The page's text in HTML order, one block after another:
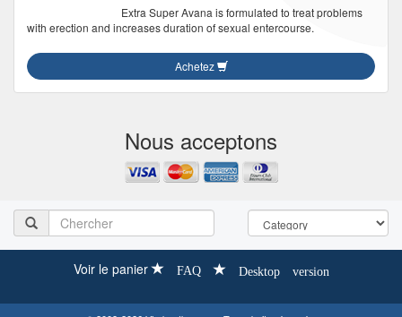
Extra Super Avana is formulated to treat problems
with erection and increases duration of sexual entercourse.
Achetez
Nous acceptons
Voir le panier FAQ Desktop version